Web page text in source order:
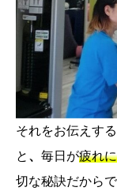
それをお伝えする
と 、 毎日が疲れ
切な秘訣だからで